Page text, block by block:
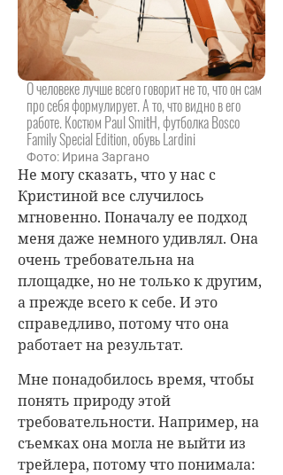
О человеке лучше всего говорит не то, что он сам
про себя формулирует. А то, что видно в его
работе. Костюм Paul SmitH, футболка Bosco
Family Special Edition, обувь Lardini
Фото: Ирина Заргано
Не могу сказать, что у нас с
Кристиной все случилось
мгновенно. Поначалу ее подход
меня даже немного удивлял. Она
очень требовательна на
площадке, но не только к другим,
а прежде всего к себе. И это
справедливо, потому что она
работает на результат.
Мне понадобилось время, чтобы
понять природу этой
требовательности. Например, на
съемках она могла не выйти из
трейлера, потому что понимала: